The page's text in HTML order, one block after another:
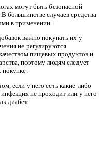
могут быть безопасной
большинстве случаев средства
в применении.
важно покупать их у
не регулируются
пищевых продуктов и
поэтому людям следует
если у него есть какие-либо
не проходит или у него
диабет.